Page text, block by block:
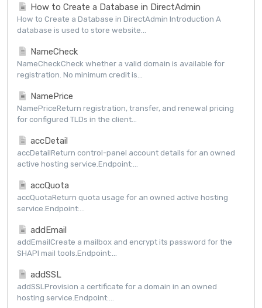
How to Create a Database in DirectAdmin
How to Create a Database in DirectAdmin Introduction A
database is used to store website...
NameCheck
NameCheckCheck whether a valid domain is available for
registration. No minimum credit is...
NamePrice
NamePriceReturn registration, transfer, and renewal pricing
for configured TLDs in the client...
accDetail
accDetailReturn control-panel account details for an owned
active hosting service.Endpoint:...
accQuota
accQuotaReturn quota usage for an owned active hosting
service.Endpoint:...
addEmail
addEmailCreate a mailbox and encrypt its password for the
SHAPI mail tools.Endpoint:...
addSSL
addSSLProvision a certificate for a domain in an owned
hosting service.Endpoint:...